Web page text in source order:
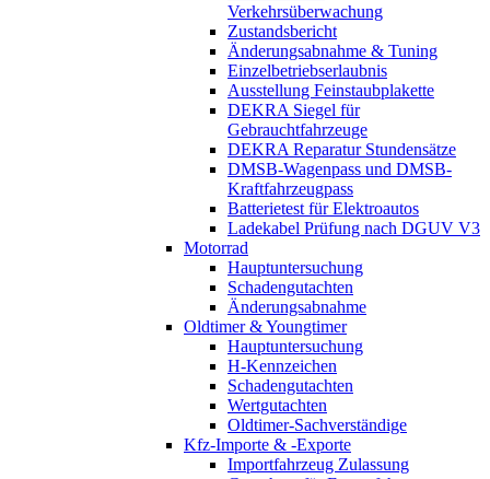
Verkehrsüberwachung
Zustandsbericht
Änderungsabnahme & Tuning
Einzelbetriebserlaubnis
Ausstellung Feinstaubplakette
DEKRA Siegel für
Gebrauchtfahrzeuge
DEKRA Reparatur Stundensätze
DMSB-Wagenpass und DMSB-
Kraftfahrzeugpass
Batterietest für Elektroautos
Ladekabel Prüfung nach DGUV V3
Motorrad
Hauptuntersuchung
Schadengutachten
Änderungsabnahme
Oldtimer & Youngtimer
Hauptuntersuchung
H-Kennzeichen
Schadengutachten
Wertgutachten
Oldtimer-Sachverständige
Kfz-Importe & -Exporte
Importfahrzeug Zulassung